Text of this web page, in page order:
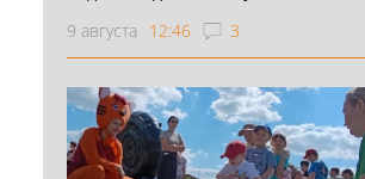
9 августа 12:46 3